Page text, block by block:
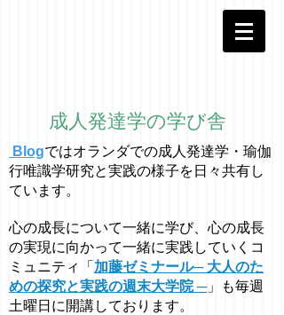
成人発達学の学び舎
Blogではオラ ンダでの成人発達学・ 瑜伽
行唯識学研究と実践の様子を日々共有し
ています。
心の成長について一緒に学び、心の成長
の実現に向かって一緒に実践していくコ
ミュニティ「 加藤ゼミナール─ 大人のた
めの探究と実践の週末大学院 ─」も毎週
土曜日に開講しております。